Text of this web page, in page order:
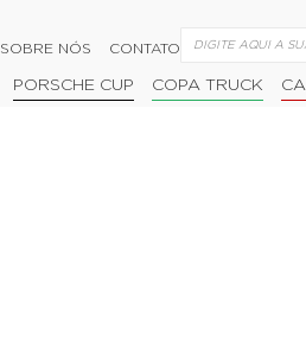
SOBRE NÓS CONTATO
PORSCHE CUP COPA TRUCK